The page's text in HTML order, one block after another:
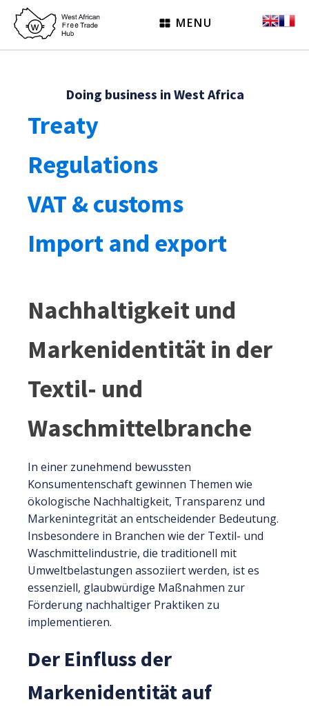
MENU
Doing business in West Africa
Treaty
Regulations
VAT & customs
Import and export
Nachhaltigkeit und
Markenidentität in der
Textil- und
Waschmittelbranche
In einer zunehmend bewussten
Konsumentenschaft gewinnen Themen wie
ökologische Nachhaltigkeit, Transparenz und
Markenintegrität an entscheidender Bedeutung.
Insbesondere in Branchen wie der Textil- und
Waschmittelindustrie, die traditionell mit
Umweltbelastungen assoziiert werden, ist es
essenziell, glaubwürdige Maßnahmen zur
Förderung nachhaltiger Praktiken zu
implementieren.
Der Einfluss der
Markenidentität auf